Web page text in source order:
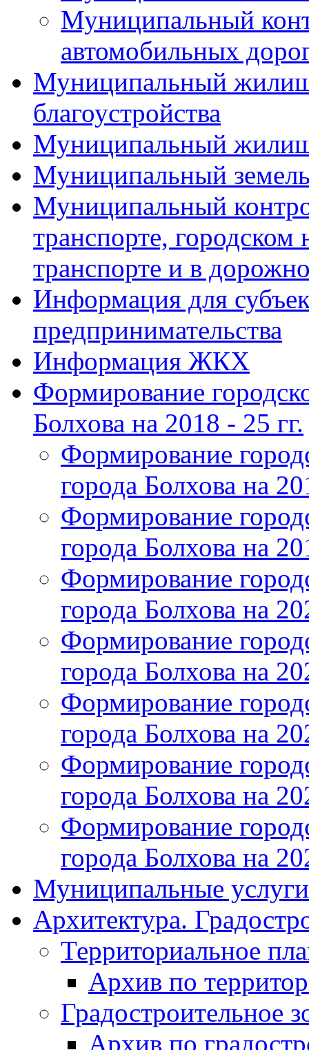
Муниципальный
автомобильных
Муниципальный
благоустройства
Муниципальный
Муниципальный
Муниципальный
транспорте, городском
транспорте и в
Информация для
предпринимательства
Информация ЖКХ
Формирование
Болхова на 2018 - 25 гг.
Формирование
города Болхова на
Формирование
города Болхова на
Формирование
города Болхова на
Формирование
города Болхова на
Формирование
города Болхова на
Формирование
города Болхова на
Формирование
города Болхова на
Муниципальные услуги
Архитектура.
Территориальное
Архив по
Градостроительное
Архив по